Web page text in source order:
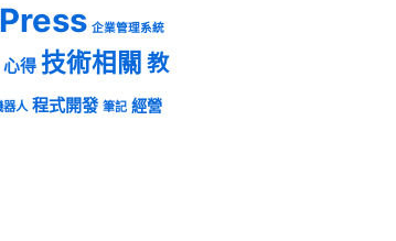
企業管理系統
心得 技術相關 教
器人 程式開發 筆記 經營